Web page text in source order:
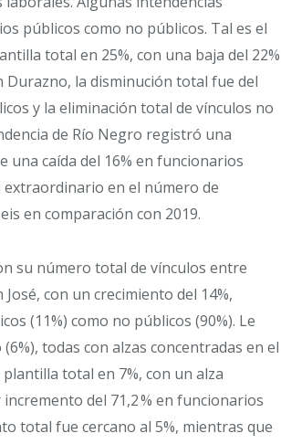
públicos como no públicos. Tal es el
total en 25%, con una baja del 22%
Durazno, la disminución total fue del
y la eliminación total de vínculos no
de Río Negro registró una
una caída del 16% en funcionarios
en el número de
en comparación con 2019.
su número total de vínculos entre
con un crecimiento del 14%,
(11%) como no públicos (90%). Le
todas con alzas concentradas en el
total en 7%, con un alza
del 71,2 % en funcionarios
total fue cercano al 5%, mientras que